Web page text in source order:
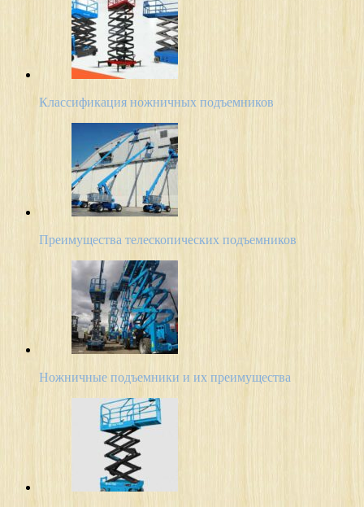
Классификация ножничных подъемников
Преимущества телескопических подъемников
Ножничные подъемники и их преимущества